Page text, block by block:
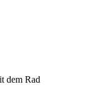
dem Rad